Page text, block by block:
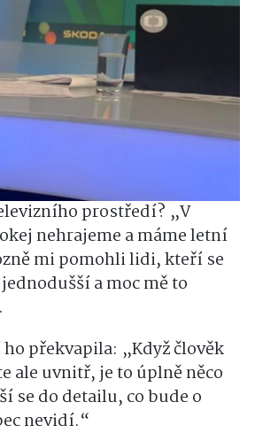
prostředí? „V
nehrajeme a máme letní
mi pomohli lidi, kteří se
a moc mě to
překvapila: „Když člověk
ale uvnitř, je to úplně něco
se do detailu, co bude o
nevidí.“